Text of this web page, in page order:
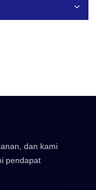
dan kami
pendapat